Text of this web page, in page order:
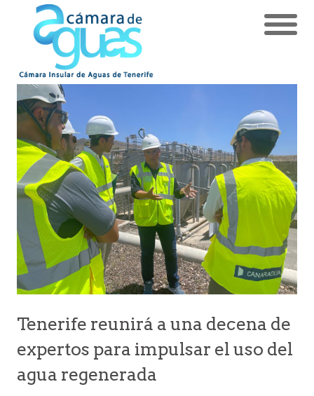
Tenerife reunirá a una decena de
expertos para impulsar el uso del
agua regenerada